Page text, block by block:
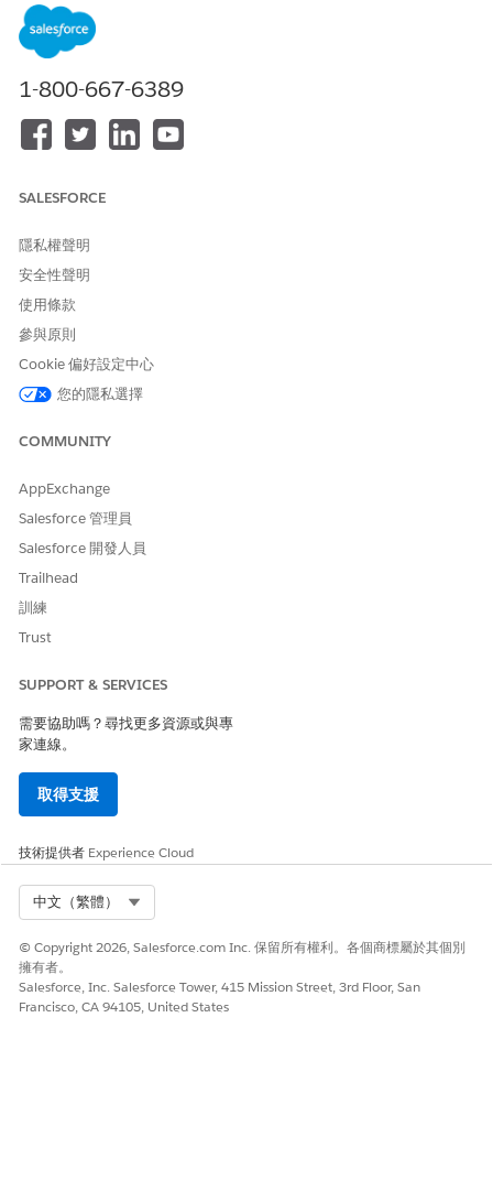
用者擁有 Agentforce for Automotive 附加元件才能存取動作。
設定 Einstein 生成式 AI 以存取強大的生成式 AI 功能
啟用 Agentforce。
使用「適用於合作夥伴的汽車保固索賠協助」範本來
員
,並根據您的需求設定設定。
1-800-667-6389
SALESFORCE
隱私權聲明
安全性聲明
使用條款
參與原則
Cookie 偏好設定中心
您的隱私選擇
COMMUNITY
AppExchange
Salesforce 管理員
Salesforce 開發人員
Trailhead
訓練
Trust
SUPPORT & SERVICES
需要協助嗎？尋找更多資源或與專
家連線。
取得支援
技術提供者 Experience Cloud
中文（繁體）
© Copyright 2026, Salesforce.com Inc. 保留所有權利。各個商標屬於其個別
擁有者。
Salesforce, Inc. Salesforce Tower, 415 Mission Street, 3rd Floor, San
Francisco, CA 94105, United States